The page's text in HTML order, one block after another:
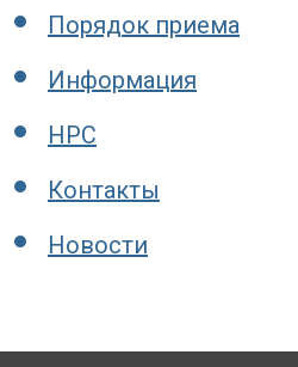
Порядок приема
Информация
НРС
Контакты
Новости